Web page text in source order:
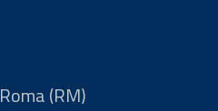
(RM)